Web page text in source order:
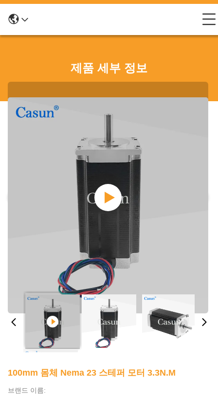
제품 세부 정보
100mm 몸체 Nema 23 스테퍼 모터 3.3N.M
브랜드 이름: